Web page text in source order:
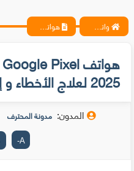
واتس آب ، فيسبوك ، أنترنت ، شروحات تقنية حصرية - المحترف هواتف Google Pixel تتلقى تحديث فبراير 2025 لعلاج الأخطاء و إصلاحات الأمان
2025 لعلاج الأخطاء و إصلاحات الأمان
المدون: مدونة المحترف
A
-